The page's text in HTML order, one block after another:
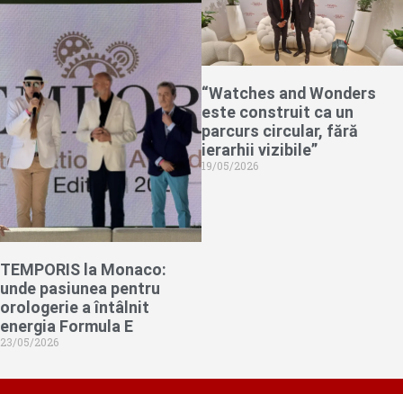
TEMPORIS la Monaco:
unde pasiunea pentru
orologerie a întâlnit
energia Formula E
23/05/2026
“Watches and Wonders
este construit ca un
parcurs circular, fără
ierarhii vizibile”
19/05/2026